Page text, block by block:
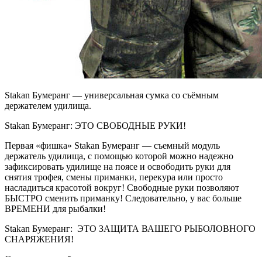
Stakan Бумеранг — универсальная сумка со съёмным
держателем удилища.
Stakan Бумеранг: ЭТО СВОБОДНЫЕ РУКИ!
Первая «фишка» Stakan Бумеранг — съемный модуль
держатель удилища, с помощью которой можно надежно
зафиксировать удилище на поясе и освободить руки для
снятия трофея, смены приманки, перекура или просто
насладиться красотой вокруг! Свободные руки позволяют
БЫСТРО сменить приманку! Следовательно, у вас больше
ВРЕМЕНИ для рыбалки!
Stakan Бумеранг: ЭТО ЗАЩИТА ВАШЕГО РЫБОЛОВНОГО
СНАРЯЖЕНИЯ!